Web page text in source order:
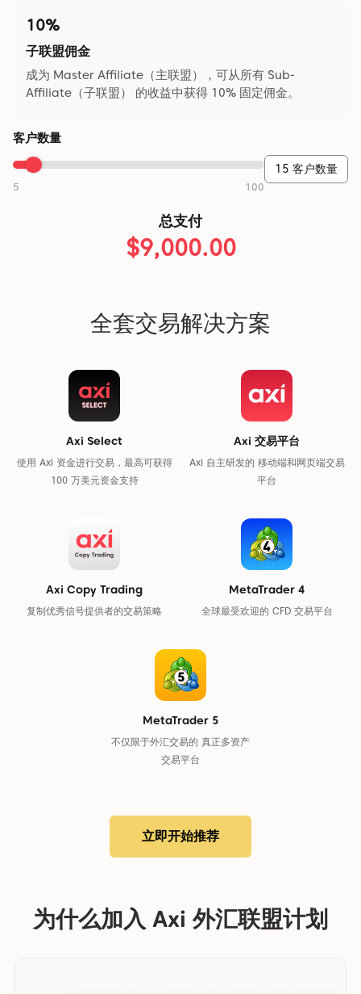
10%
子联盟佣金
成为 Master Affiliate（主联盟），可从所有 Sub-
Affiliate（子联盟） 的收益中获得 10% 固定佣金。
客户数量
5 100
15 客户数量
总支付
$9,000.00
全套交易解决方案
Axi Select
使用 Axi 资金进行交易，最高可获得
100 万美元资金支持
Axi 交易平台
Axi 自主研发的 移动端和网页端交易
平台
Axi Copy Trading
复制优秀信号提供者的交易策略
MetaTrader 4
全球最受欢迎的 CFD 交易平台
MetaTrader 5
不仅限于外汇交易的 真正多资产
交易平台
立即开始推荐
为什么加入 Axi 外汇联盟计划